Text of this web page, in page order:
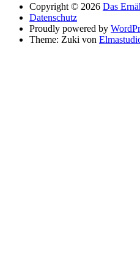
Copyright © 2026 Das
Datenschutz
Proudly powered by
Theme: Zuki von